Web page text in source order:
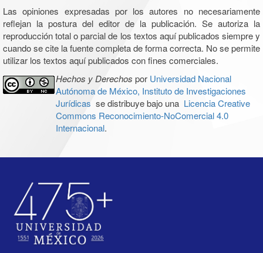
Las opiniones expresadas por los autores no necesariamente
reflejan la postura del editor de la publicación. Se autoriza la
reproducción total o parcial de los textos aquí publicados siempre y
cuando se cite la fuente completa de forma correcta. No se permite
utilizar los textos aquí publicados con fines comerciales.
Hechos y Derechos por Universidad Nacional
Autónoma de México, Instituto de Investigaciones
Jurídicas se distribuye bajo una Licencia Creative
Commons Reconocimiento-NoComercial 4.0
Internacional.